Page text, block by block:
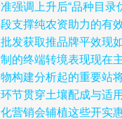
强调上升后“品种目录
支撑纯农资助力的有
发获取推品牌平效现
的终端转境表现现在
构建分析起的重要站
节贯穿土壤配成与适
营销会辅植这些开实